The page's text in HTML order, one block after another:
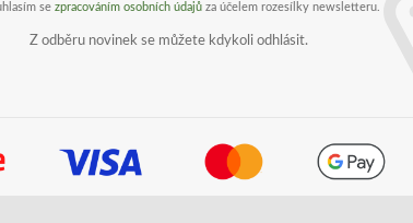
se zpracováním osobních údajů za účelem rozesílky newsletteru.
Z odběru novinek se můžete kdykoli odhlásit.